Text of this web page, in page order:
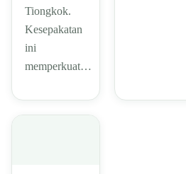
Tiongkok.
Kesepakatan
ini
memperkuat…